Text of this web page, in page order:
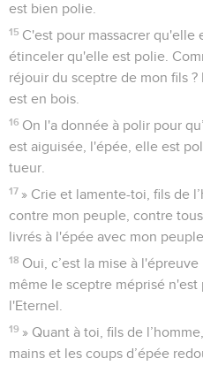
est bien polie.
15 C'est pour massacrer qu'elle
étinceler qu'elle est polie.
réjouir du sceptre de mon fils ?
est en bois.
16 On l'a donnée à polir pour
est aiguisée, l'épée, elle est
tueur.
17 » Crie et lamente-toi, fils de
contre mon peuple, contre
livrés à l'épée avec mon
18 Oui, c’est la mise à
même le sceptre méprisé n'est
l'Eternel.
19 » Quant à toi, fils de
mains et les coups d’épée